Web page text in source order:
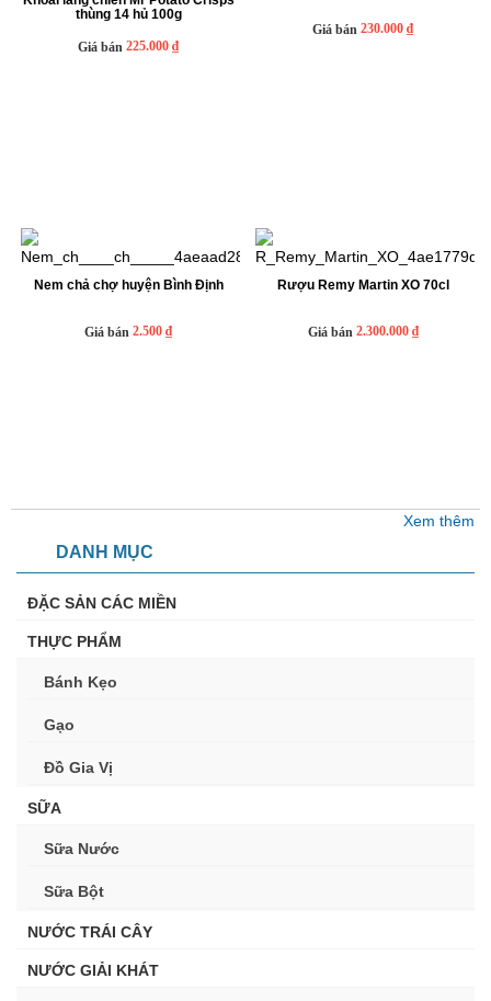
DANH MỤC
ĐẶC SẢN CÁC MIỀN
THỰC PHẨM
Bánh Kẹo
Gạo
Đồ Gia Vị
SỮA
Sữa Nước
Sữa Bột
NƯỚC TRÁI CÂY
NƯỚC GIẢI KHÁT
thùng 14 hủ 100g
Giá bán 225.000 ₫
Giá bán 230.000 ₫
Nem chả chợ huyện Bình Định
Giá bán 2.500 ₫
Rượu Remy Martin XO 70cl
Giá bán 2.300.000 ₫
Xem thêm